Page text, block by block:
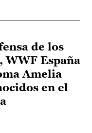
de los
WWF España
Amelia
en el